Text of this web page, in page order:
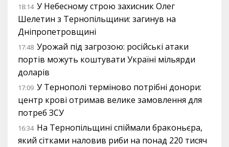
18:14 У Небесному строю захисник Олег
Шелетин з Тернопільщини: загинув на
Дніпропетровщині
17:48 Урожай під загрозою: російські атаки
портів можуть коштувати Україні мільярди
доларів
17:09 У Тернополі терміново потрібні донори:
центр крові отримав велике замовлення для
потреб ЗСУ
16:34 На Тернопільщині спіймали браконьєра,
який сітками наловив риби на понад 220 тисяч